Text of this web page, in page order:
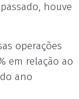
houve
operações
em relação ao
ano